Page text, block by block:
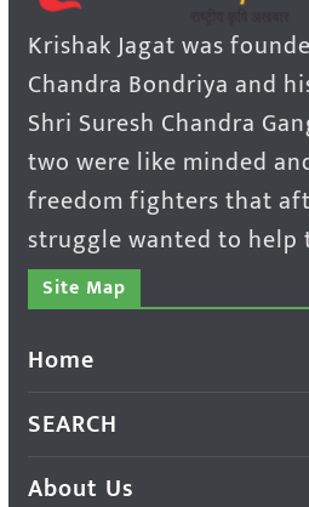
Krishak Jagat was
Chandra Bondriya and
Shri Suresh Chandra
two were like minded
freedom fighters that
struggle wanted to help
Site Map
Home
SEARCH
About Us